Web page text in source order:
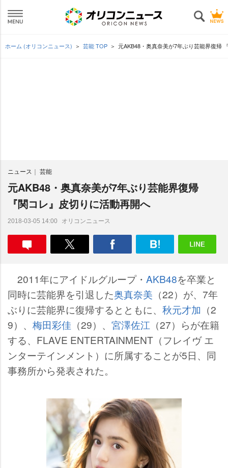
ホーム (オリコンニュース) 芸能 TOP 元AKB48・奥真奈美が7年ぶり芸能界復帰
ニュース 芸能
元AKB48・奥真奈美が7年ぶり芸能界復帰
『関コレ』皮切りに活動再開へ
2018-03-05 14:00 オリコンニュース
2011年にアイドルグループ・ AKB48を卒業と
同時に芸能界を引退した奥真奈美 （22）が、7年
ぶりに芸能界に復帰するとともに、 秋元才加 （2
9）、 梅田彩佳 （29）、 宮澤佐江 （27）らが在籍
する、FLAVE ENTERTAINMENT（フレイヴ エ
ンターテインメント）に所属することが5日、同
事務所から発表された。